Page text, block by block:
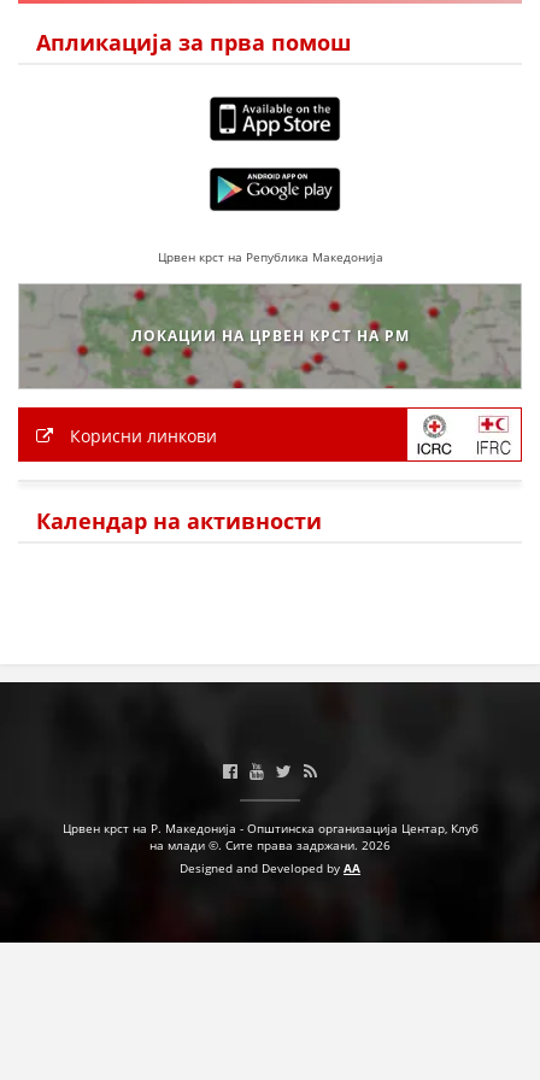
ДЕЈСТВУВАЊЕ
СТРАТЕГИИ
ЕДУКАТИВНО ИНФОРМАТИВНИ МАТЕРИЈАЛИ
ПОСТЕРИ
ПРЕЗЕНТАЦИИ
Апликација за прва помош
Црвен крст на Република Македонија
ЛОКАЦИИ НА ЦРВЕН КРСТ НА РМ
Корисни линкови
Календар на активности
Црвен крст на Р. Македонија - Општинска организација Центар, Клуб
на млади ©. Сите права задржани. 2026
Designed and Developed by AA